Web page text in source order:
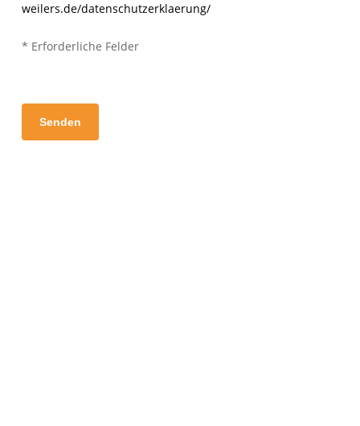
weilers.de/datenschutzerklaerung/
* Erforderliche Felder